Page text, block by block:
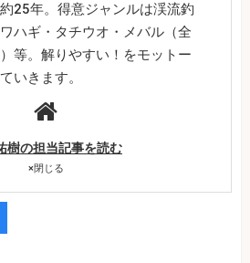
25年。得意ジャンルは渓流釣
ハギ・タチウオ・メバル（全
等。解りやすい！をモットー
いきます。
樹の担当記事を読む
×閉じる